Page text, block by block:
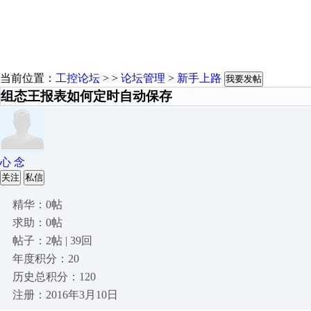
当前位置： 工控论坛 > > 论坛管理 > 新手上路 我要发帖
组态王报表如何定时自动保存
心 念
关注 私信
精华：0帖
求助：0帖
帖子：2帖 | 39回
年度积分：20
历史总积分：120
注册：2016年3月10日